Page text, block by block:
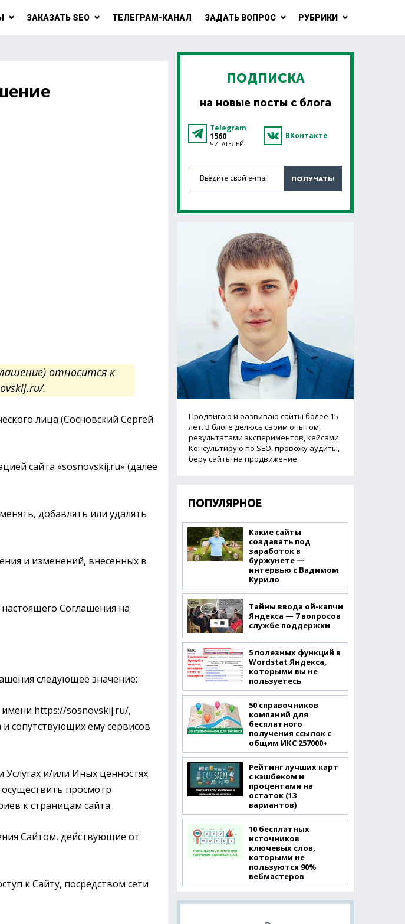
ЗАКАЗАТЬ SEO ТЕЛЕГРАМ-КАНАЛ ЗАДАТЬ ВОПРОС РУБРИКИ
относится к
.
лица (Сосновский Сергей
сайта «sosnovskij.ru» (далее
добавлять или удалять
и изменений, внесенных в
Соглашения на
следующее значение:
имени https://sosnovskij.ru/,
сопутствующих ему сервисов
и/или Иных ценностях
просмотр
к страницам сайта.
Сайтом, действующие от
к Сайту, посредством сети
ПОДПИСКА
на новые посты с блога
Telegram
1560
ЧИТАТЕЛЕЙ
ВКонтакте
Введите свой e-mail
ПОЛУЧАТЬ!
Продвигаю и развиваю сайты более 15
лет. В блоге делюсь своим опытом,
результатами экспериментов, кейсами.
Консультирую по SEO, провожу аудиты,
беру сайты на продвижение.
ПОПУЛЯРНОЕ
Какие сайты
создавать под
заработок в
буржунете —
интервью с Вадимом
Курило
Тайны ввода ой-капчи
Яндекса — 7 вопросов
службе поддержки
5 полезных функций в
Wordstat Яндекса,
которыми вы не
пользуетесь
50 справочников
компаний для
бесплатного
получения ссылок с
общим ИКС 257000+
Рейтинг лучших карт
с кэшбеком и
процентами на
остаток (13
вариантов)
10 бесплатных
источников
ключевых слов,
которыми не
пользуются 90%
вебмастеров